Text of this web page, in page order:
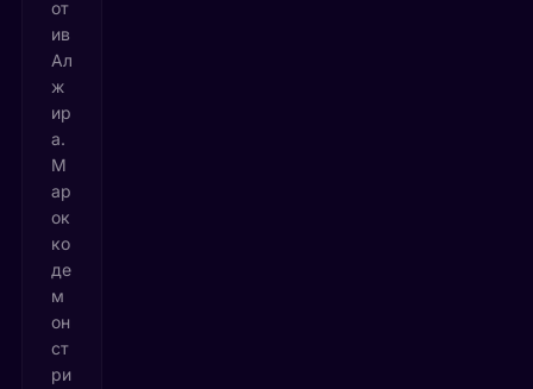
от
ив
Ал
ж
ир
а.
М
ар
ок
ко
де
м
он
ст
ри